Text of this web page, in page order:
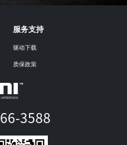
服务支持
驱动下载
质保政策
3588